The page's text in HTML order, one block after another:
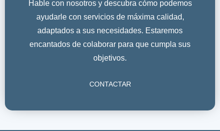
Hable con nosotros y descubra cómo podemos
ayudarle con servicios de máxima calidad,
adaptados a sus necesidades. Estaremos
encantados de colaborar para que cumpla sus
objetivos.
CONTACTAR